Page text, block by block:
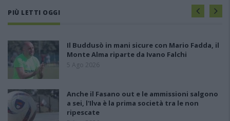
PIÙ LETTI OGGI
Il Buddusò in mani sicure con Mario Fadda, il
Monte Alma riparte da Ivano Falchi
5 Ago 2026
Anche il Fasano out e le ammissioni salgono
a sei, l'Ilva è la prima società tra le non
ripescate